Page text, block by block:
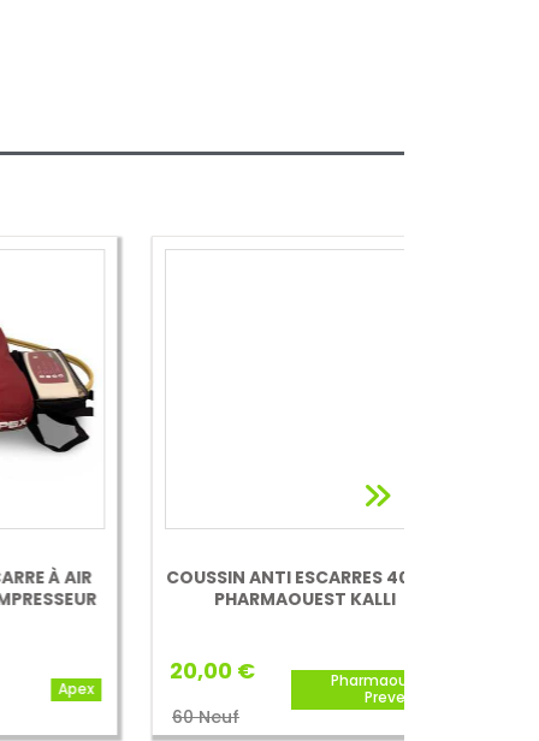
COUSSIN ANTI ESCARRES 40 X41
PHARMAOUEST KALLI
20,00 €
60 Neuf
Pharmaouest
Preventix